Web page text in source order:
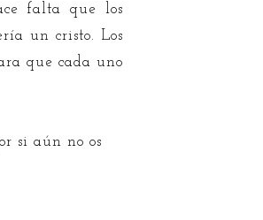
falta que los
un cristo. Los
que cada uno
si aún no os